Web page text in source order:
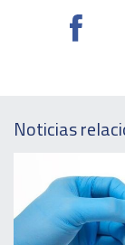
Noticias